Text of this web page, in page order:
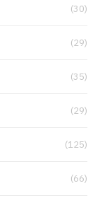
(30)
(29)
(35)
(29)
(125)
(66)